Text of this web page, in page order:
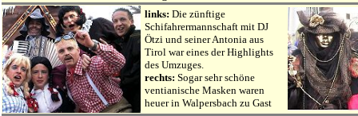
links: Die zünftige
Schifahrermannschaft mit DJ
Ötzi und seiner Antonia aus
Tirol war eines der Highlights
des Umzuges.
rechts: Sogar sehr schöne
ventianische Masken waren
heuer in Walpersbach zu Gast